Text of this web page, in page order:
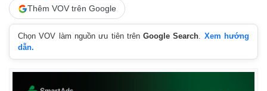
Thêm VOV trên Google
Chọn VOV làm nguồn ưu tiên trênGoogle Search. Xem hướng
dẫn.